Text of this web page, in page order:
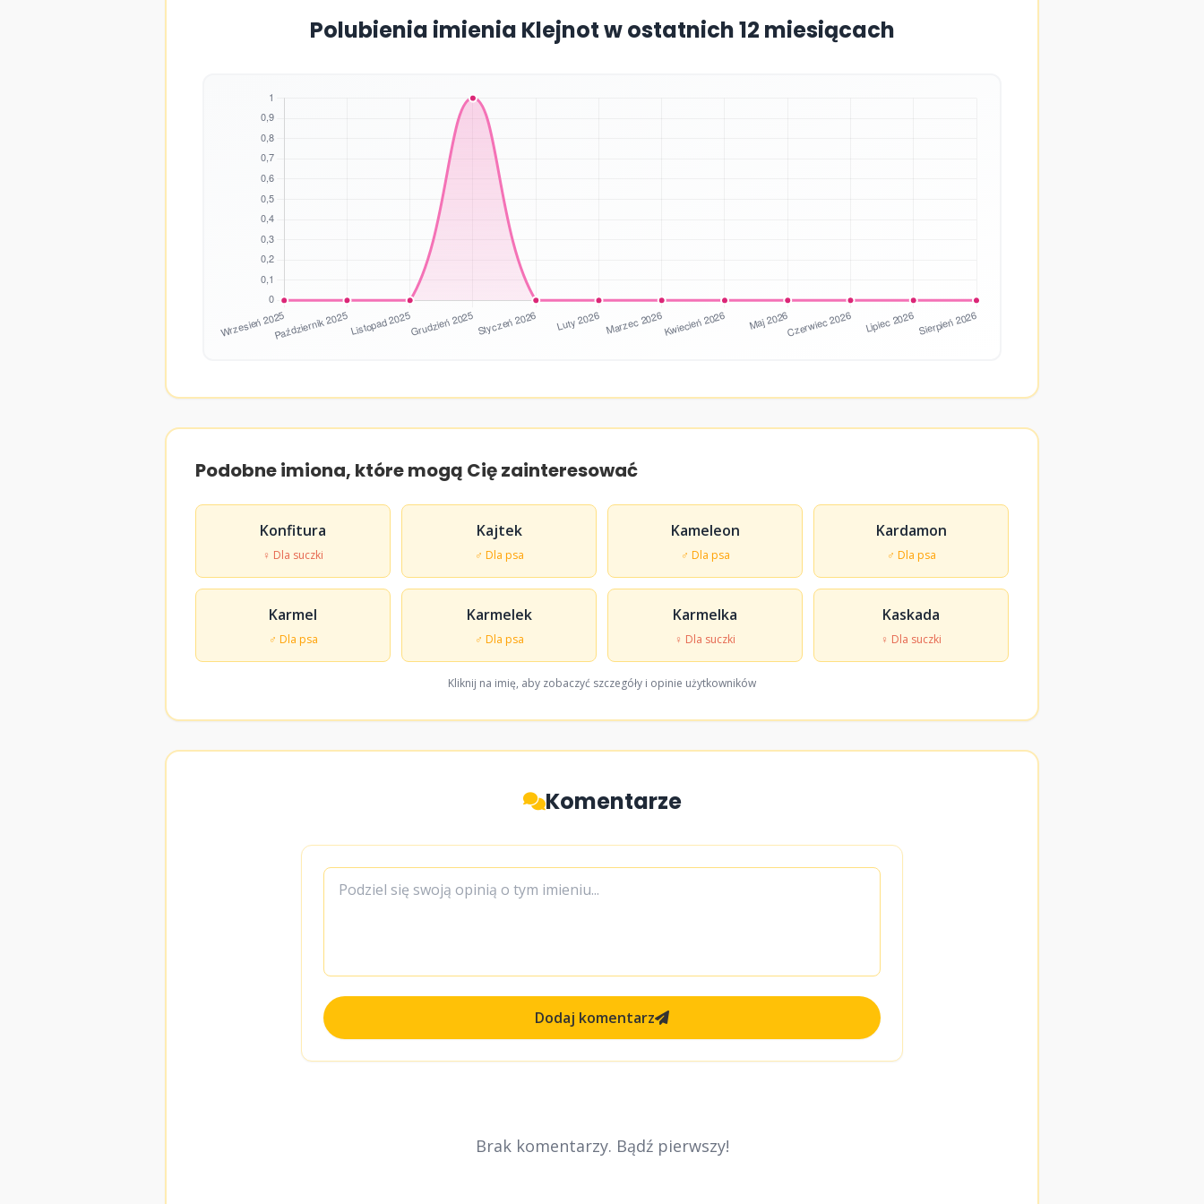
Polubienia imienia Klejnot w ostatnich 12 miesiącach
Podobne imiona, które mogą Cię zainteresować
Konfitura
♀ Dla suczki
Kajtek
♂ Dla psa
Kameleon
♂ Dla psa
Kardamon
♂ Dla psa
Karmel
♂ Dla psa
Karmelek
♂ Dla psa
Karmelka
♀ Dla suczki
Kaskada
♀ Dla suczki
Kliknij na imię, aby zobaczyć szczegóły i opinie użytkowników
Komentarze
Dodaj komentarz
Brak komentarzy. Bądź pierwszy!